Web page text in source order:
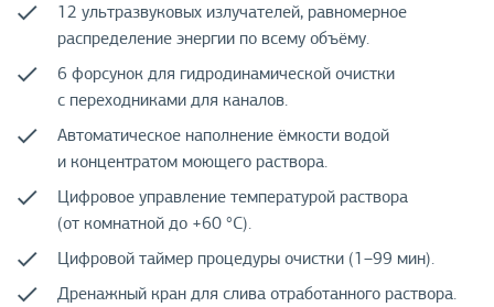
12 ультразвуковых излучателей, равномерное
распределение энергии по всему объёму.
6 форсунок для гидродинамической очистки
с переходниками для каналов.
Автоматическое наполнение ёмкости водой
и концентратом моющего раствора.
Цифровое управление температурой раствора
(от комнатной до +60 °С).
Цифровой таймер процедуры очистки (1–99 мин).
Дренажный кран для слива отработанного раствора.